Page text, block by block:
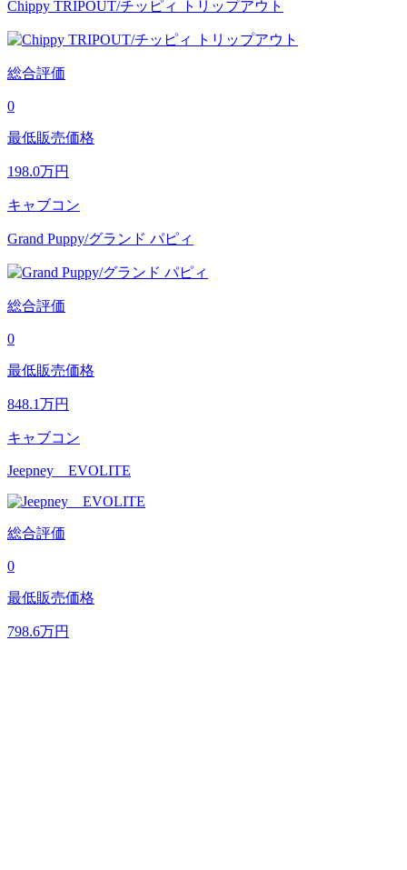
Chippy TRIPOUT/チッピィ トリップアウト
総合評価
0
最低販売価格
198.0万円
キャブコン
Grand Puppy/グランド パピィ
総合評価
0
最低販売価格
848.1万円
キャブコン
Jeepney EVOLITE
総合評価
0
最低販売価格
798.6万円